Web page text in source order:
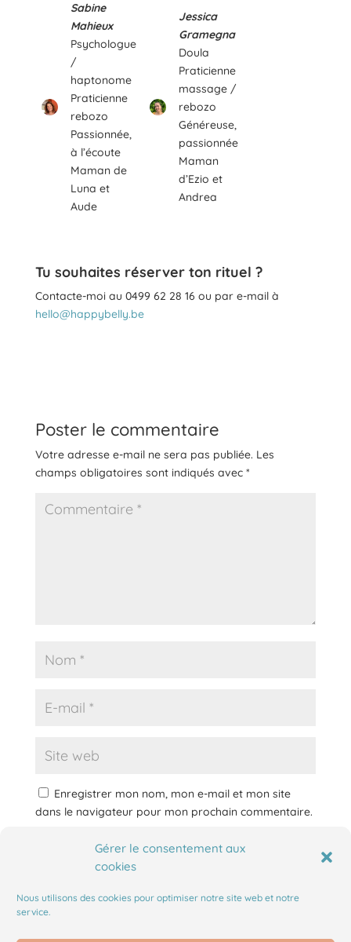
Gérer le consentement aux
cookies
Nous utilisons des cookies pour optimiser notre site web et notre
service.
Sabine
Mahieux
Psychologue
/
haptonome
Praticienne
rebozo
Passionnée,
à l’écoute
Maman de
Luna et
Aude
Jessica
Gramegna
Doula
Praticienne
massage /
rebozo
Généreuse,
passionnée
Maman
d’Ezio et
Andrea
Tu souhaites réserver ton rituel ?
Contacte-moi au 0499 62 28 16 ou par e-mail à
hello@happybelly.be
Poster le commentaire
Votre adresse e-mail ne sera pas publiée. Les
champs obligatoires sont indiqués avec *
Enregistrer mon nom, mon e-mail et mon site
dans le navigateur pour mon prochain commentaire.